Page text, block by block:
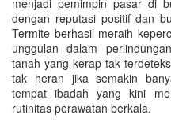
menjadi pemimpin pasar di
dengan reputasi positif dan
Termite berhasil meraih
unggulan dalam
tanah yang kerap tak
tak heran jika semakin
tempat ibadah yang kini
rutinitas perawatan berkala.